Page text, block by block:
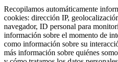
Recopilamos automáticamente
cookies: dirección IP,
navegador, ID personal para
información sobre el momento de
como información sobre su
más información sobre quiénes